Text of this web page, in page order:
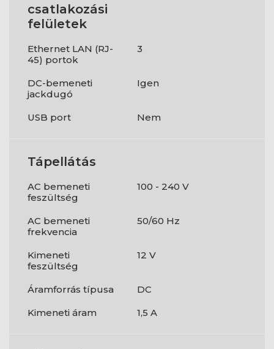
csatlakozási
felületek
Ethernet LAN (RJ-
45) portok
3
DC-bemeneti
jackdugó
Igen
USB port Nem
Tápellátás
AC bemeneti
feszültség
100 - 240 V
AC bemeneti
frekvencia
50/60 Hz
Kimeneti
feszültség
12 V
Áramforrás típusa
DC
Kimeneti áram
1,5 A